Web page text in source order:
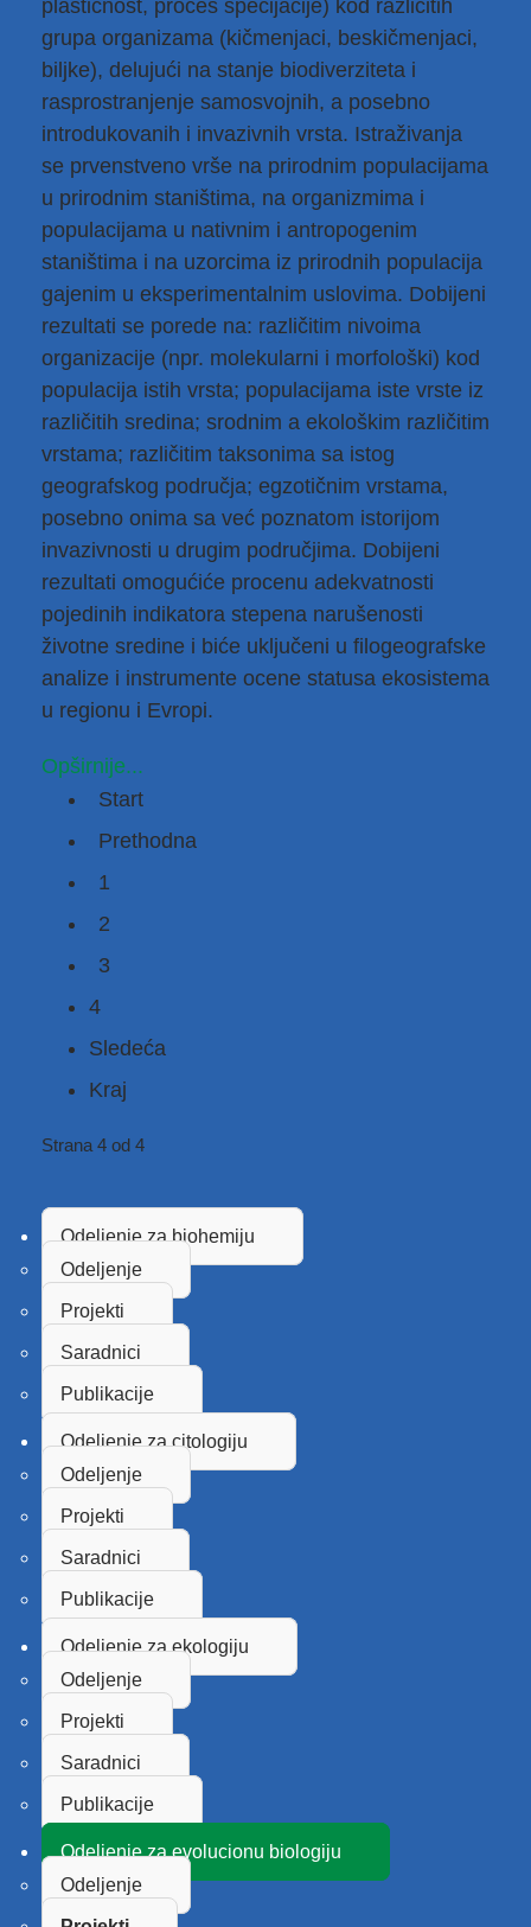
plastičnost, proces specijacije) kod različitih
grupa organizama (kičmenjaci, beskičmenjaci,
biljke), delujući na stanje biodiverziteta i
rasprostranjenje samosvojnih, a posebno
introdukovanih i invazivnih vrsta. Istraživanja
se prvenstveno vrše na prirodnim populacijama
u prirodnim staništima, na organizmima i
populacijama u nativnim i antropogenim
staništima i na uzorcima iz prirodnih populacija
gajenim u eksperimentalnim uslovima. Dobijeni
rezultati se porede na: različitim nivoima
organizacije (npr. molekularni i morfološki) kod
populacija istih vrsta; populacijama iste vrste iz
različitih sredina; srodnim a ekološkim različitim
vrstama; različitim taksonima sa istog
geografskog područja; egzotičnim vrstama,
posebno onima sa već poznatom istorijom
invazivnosti u drugim područjima. Dobijeni
rezultati omogućiće procenu adekvatnosti
pojedinih indikatora stepena narušenosti
životne sredine i biće uključeni u filogeografske
analize i instrumente ocene statusa ekosistema
u regionu i Evropi.
Opširnije...
Start
Prethodna
1
2
3
4
Sledeća
Kraj
Strana 4 od 4
Odeljenje za biohemiju
Odeljenje
Projekti
Saradnici
Publikacije
Odeljenje za citologiju
Odeljenje
Projekti
Saradnici
Publikacije
Odeljenje za ekologiju
Odeljenje
Projekti
Saradnici
Publikacije
Odeljenje za evolucionu biologiju
Odeljenje